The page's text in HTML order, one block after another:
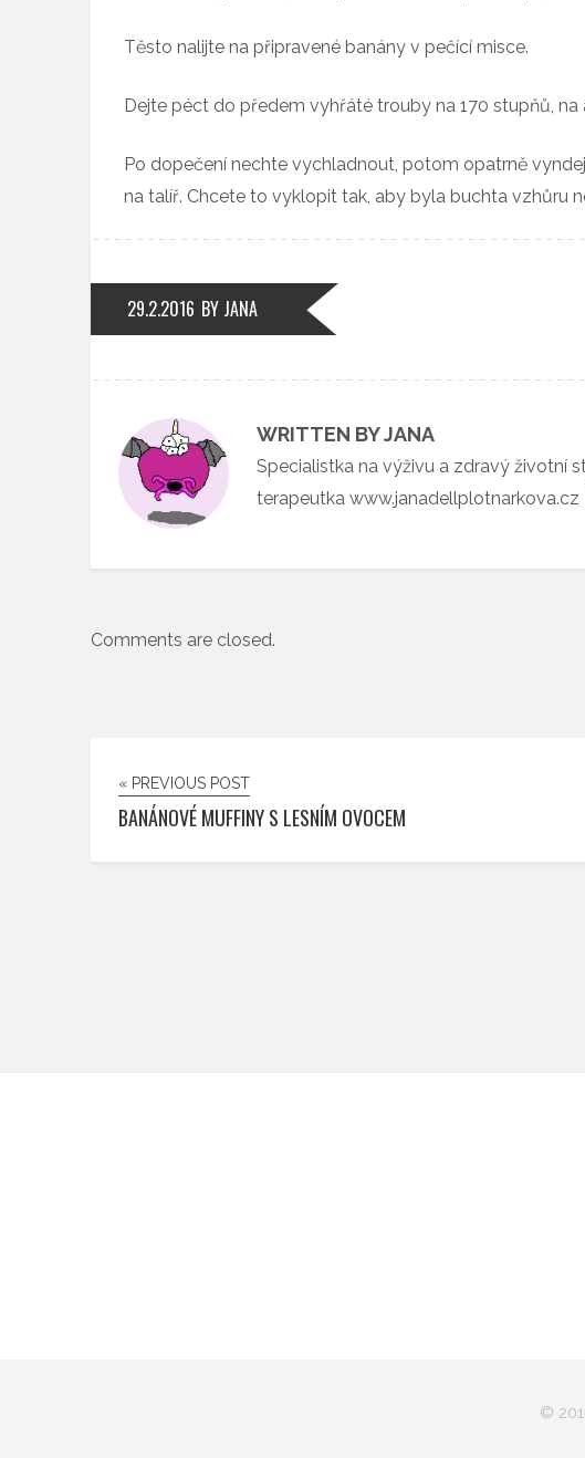
Těsto nalijte na připravené banány v pečící misce.
Dejte péct do předem vyhřáté trouby na 170 stupňů, na
Po dopečení nechte vychladnout, potom opatrně
na talíř. Chcete to vyklopit tak, aby byla buchta vzhůru
29.2.2016 BY JANA
WRITTEN BY JANA
Specialistka na výživu a zdravý životní
terapeutka www.janadellplotnarkova.cz
Comments are closed.
« PREVIOUS POST
BANÁNOVÉ MUFFINY S LESNÍM OVOCEM
©